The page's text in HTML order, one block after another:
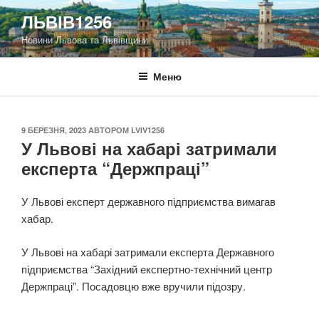
Перейти
до
вмісту
ЛЬВІВ1256
Новини Львова та Львівщини
Меню
ОПУБЛІКОВАНО
9 БЕРЕЗНЯ, 2023 АВТОРОМ LVIV1256
У Львові на хабарі затримали
експерта “Держпраці”
У Львові експерт державного підприємства вимагав
хабар.
У Львові на хабарі затримали експерта Державного
підприємства “Західний експертно-технічний центр
Держпраці”. Посадовцю вже вручили підозру.